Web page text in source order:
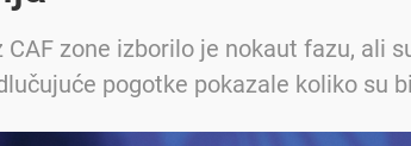
CAF zone izborilo je nokaut fazu, ali
pogotke pokazale koliko su